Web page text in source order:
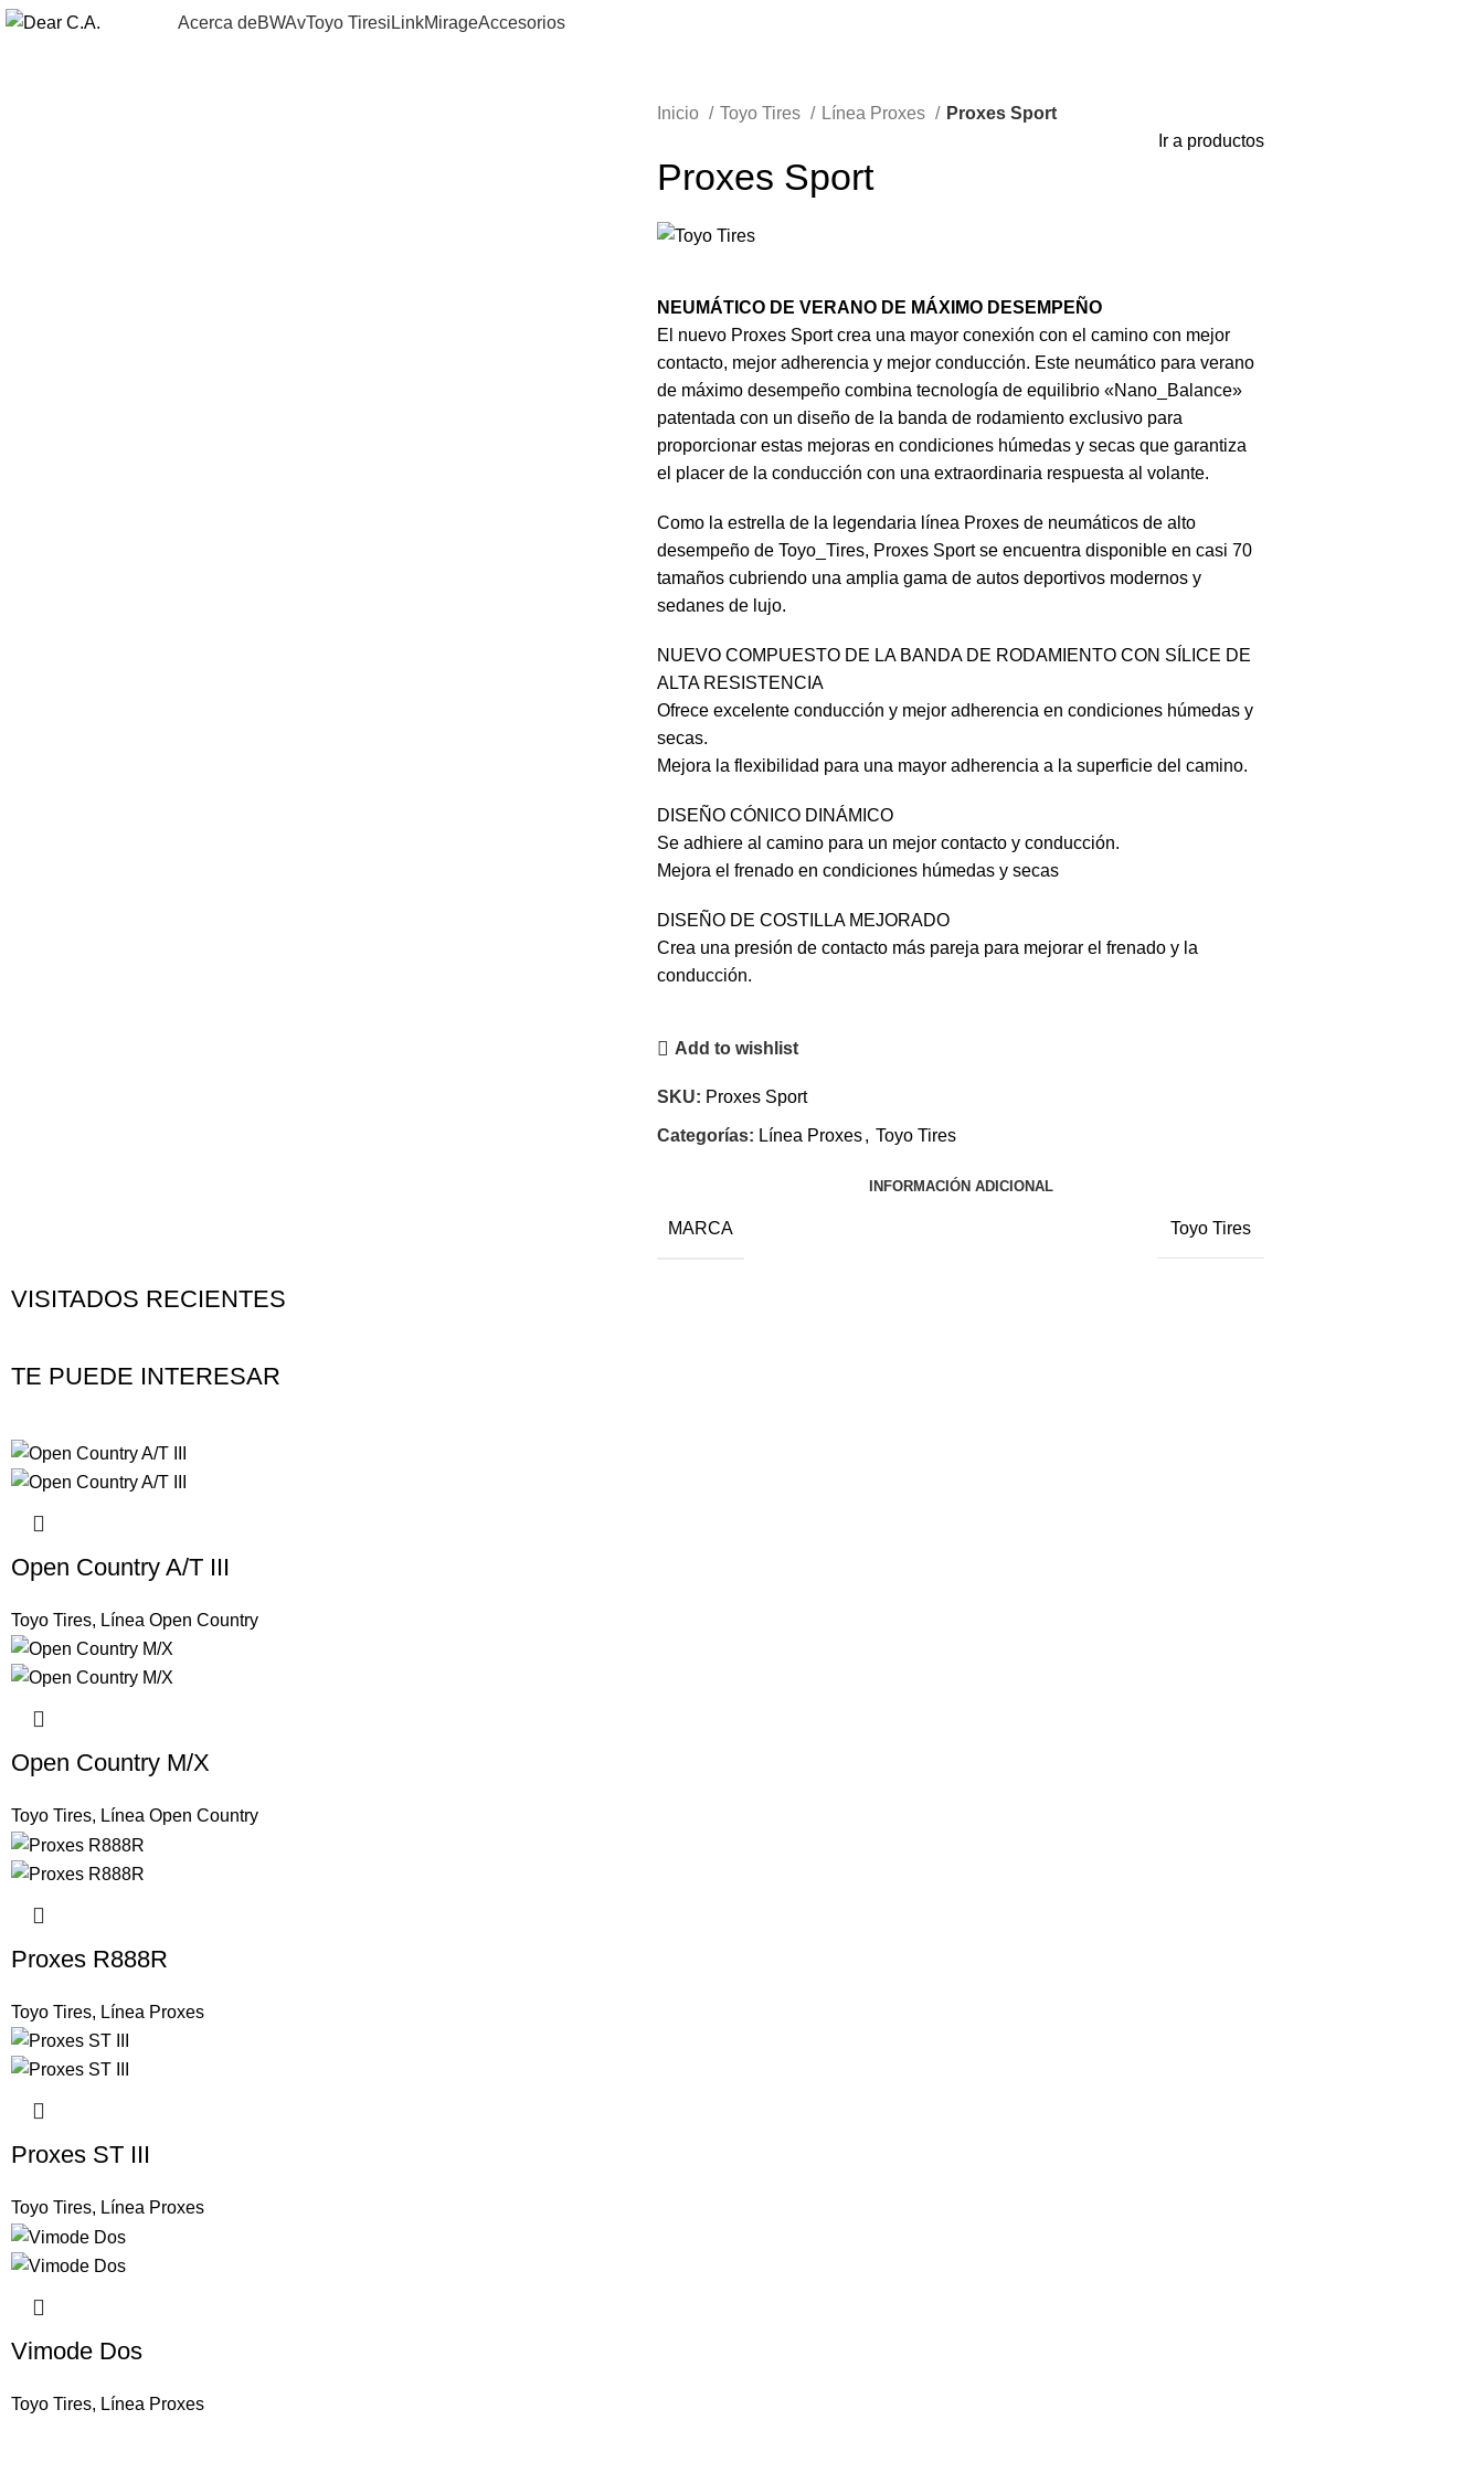
Acerca deBWAvToyo TiresiLinkMirageAccesorios
Inicio Toyo Tires Línea Proxes
Proxes Sport
Ir a productos
Proxes Sport
NEUMÁTICO DE VERANO DE MÁXIMO DESEMPEÑO
El nuevo Proxes Sport crea una mayor conexión con el camino con mejor
contacto, mejor adherencia y mejor conducción. Este neumático para verano
de máximo desempeño combina tecnología de equilibrio «Nano_Balance»
patentada con un diseño de la banda de rodamiento exclusivo para
proporcionar estas mejoras en condiciones húmedas y secas que garantiza
el placer de la conducción con una extraordinaria respuesta al volante.
Como la estrella de la legendaria línea Proxes de neumáticos de alto
desempeño de Toyo_Tires, Proxes Sport se encuentra disponible en casi 70
tamaños cubriendo una amplia gama de autos deportivos modernos y
sedanes de lujo.
NUEVO COMPUESTO DE LA BANDA DE RODAMIENTO CON SÍLICE DE
ALTA RESISTENCIA
Ofrece excelente conducción y mejor adherencia en condiciones húmedas y
secas.
Mejora la flexibilidad para una mayor adherencia a la superficie del camino.
DISEÑO CÓNICO DINÁMICO
Se adhiere al camino para un mejor contacto y conducción.
Mejora el frenado en condiciones húmedas y secas
DISEÑO DE COSTILLA MEJORADO
Crea una presión de contacto más pareja para mejorar el frenado y la
conducción.
Add to wishlist
SKU: Proxes Sport
Categorías: Línea Proxes, Toyo Tires
INFORMACIÓN ADICIONAL
MARCA Toyo Tires
VISITADOS RECIENTES
TE PUEDE INTERESAR
Open Country A/T III
Toyo Tires, Línea Open Country
Open Country M/X
Toyo Tires, Línea Open Country
Proxes R888R
Toyo Tires, Línea Proxes
Proxes ST III
Toyo Tires, Línea Proxes
Vimode Dos
Toyo Tires, Línea Proxes